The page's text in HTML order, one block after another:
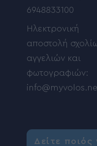
6948833100
Ηλεκτρονική
αποστολή
αγγελιών και
φωτογραφιών:
Δείτε ποιός